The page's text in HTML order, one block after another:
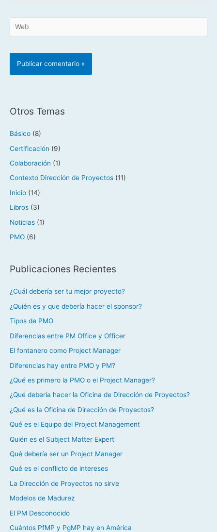
Web
Otros Temas
Básico (8)
Certificación (9)
Colaboración (1)
Contexto Dirección de Proyectos (11)
Inicio (14)
Libros (3)
Noticias (1)
PMO (6)
Publicaciones Recientes
¿Cuál debería ser tu mejor proyecto?
¿Quién es y que debería hacer el sponsor?
Tipos de PMO
Diferencias entre PM Office y Officer
El fontanero como Project Manager
Diferencias hay entre PMO y PM?
¿Qué es primero la PMO o el Project Manager?
¿Qué debería hacer la Oficina de Dirección de Proyectos?
¿Qué es la Oficina de Dirección de Proyectos?
Qué es el Equipo del Project Management
Quién es el Subject Matter Expert
Qué debería ser un Project Manager
Qué es el conflicto de intereses
La Dirección de Proyectos no sirve
Modelos de Madurez
El PM Desconocido
Cuántos PfMP y PgMP hay en América